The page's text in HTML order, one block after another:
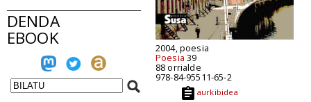
DENDA
EBOOK 2004, poesia
Poesia 39
88 orrialde
978-84-95511-65-2
aurkibidea